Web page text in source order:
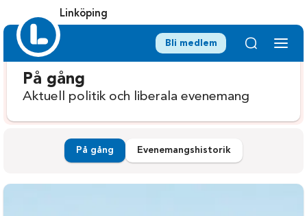
Linköping
Bli medlem
På gång
Aktuell politik och liberala evenemang
På gång Evenemangshistorik